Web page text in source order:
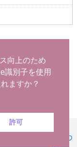
問い合わせ-海外から日本
問い合わ
向上のため
識別子を使用
ますか？
許可